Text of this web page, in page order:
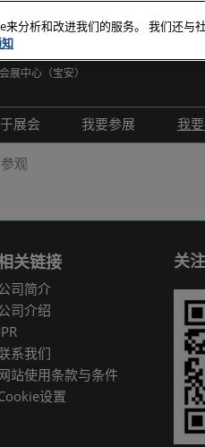
27-29日
展中心（宝安）
展会
展会介绍
常见问题解答
我要参展
观众范围
我
观
关链接
司简介
司介绍
系我们
站使用条款与条件
设置
关
分析和改进我们的服务。 我们还与